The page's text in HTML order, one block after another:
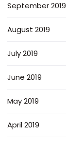
September 2019
August 2019
July 2019
June 2019
May 2019
April 2019